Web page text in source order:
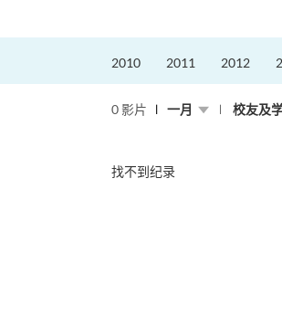
2010 2011 2012
0 影片 一月 校友及
找不到纪录